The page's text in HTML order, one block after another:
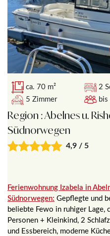
ca. 70 m² 2
5 Zimmer
bis
Region : Abelnes u.
Südnorwegen
4,9 / 5
Ferienwohnung Izabela in
Südnorwegen: Gepflegte und
beliebte Fewo in ruhiger Lage,
Personen + Kleinkind, 2
und Essbereich, moderne